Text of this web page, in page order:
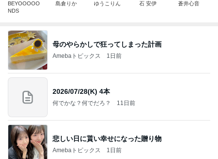
BEYOOOOO
NDS
島倉りか ゆうこりん 石 安伊 蒼井心音
母のやらかしで狂ってしまった計画
Amebaトピックス 1日前
2026/07/28(K) 4本
何でかな？何でだろ？ 11日前
悲しい日に貰い幸せになった贈り物
Amebaトピックス 1日前